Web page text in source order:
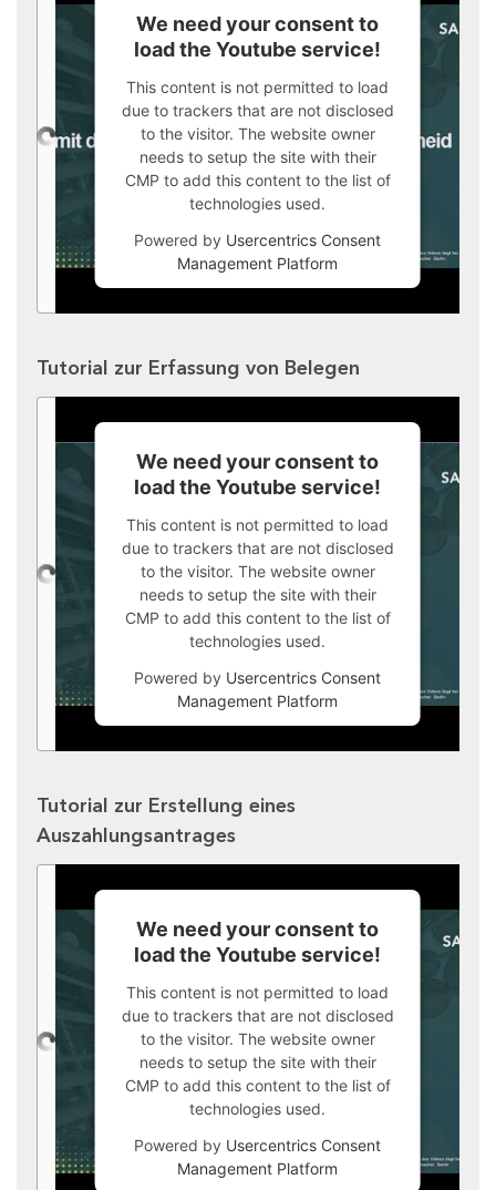
We need your consent to
load the Youtube service!
This content is not permitted to load
due to trackers that are not disclosed
to the visitor. The website owner
needs to setup the site with their
CMP to add this content to the list of
technologies used.
Powered by Usercentrics Consent
Management Platform
Tutorial zur Erfassung von Belegen
We need your consent to
load the Youtube service!
This content is not permitted to load
due to trackers that are not disclosed
to the visitor. The website owner
needs to setup the site with their
CMP to add this content to the list of
technologies used.
Powered by Usercentrics Consent
Management Platform
Tutorial zur Erstellung eines
Auszahlungsantrages
We need your consent to
load the Youtube service!
This content is not permitted to load
due to trackers that are not disclosed
to the visitor. The website owner
needs to setup the site with their
CMP to add this content to the list of
technologies used.
Powered by Usercentrics Consent
Management Platform